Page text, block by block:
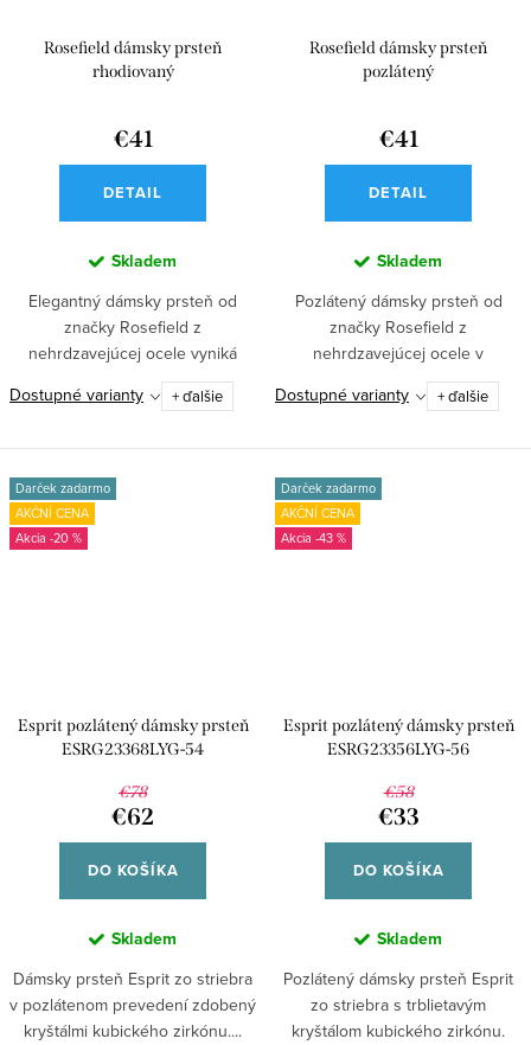
Rosefield dámsky prsteň
rhodiovaný
€41
DETAIL
Skladem
Elegantný dámsky prsteň od
značky Rosefield z
nehrdzavejúcej ocele vyniká
organickým, plynule...
Dostupné varianty + ďalšie
Rosefield dámsky prsteň
pozlátený
€41
DETAIL
Skladem
Pozlátený dámsky prsteň od
značky Rosefield z
nehrdzavejúcej ocele v
organickom, plynulo...
Dostupné varianty + ďalšie
Darček zadarmo
AKČNÍ CENA
-20 %
Esprit pozlátený dámsky prsteň
ESRG23368LYG-54
€78
€62
DO KOŠÍKA
Skladem
Dámsky prsteň Esprit zo striebra
v pozlátenom prevedení zdobený
kryštálmi kubického zirkónu....
Darček zadarmo
AKČNÍ CENA
-43 %
Esprit pozlátený dámsky prsteň
ESRG23356LYG-56
€58
€33
DO KOŠÍKA
Skladem
Pozlátený dámsky prsteň Esprit
zo striebra s trblietavým
kryštálom kubického zirkónu.